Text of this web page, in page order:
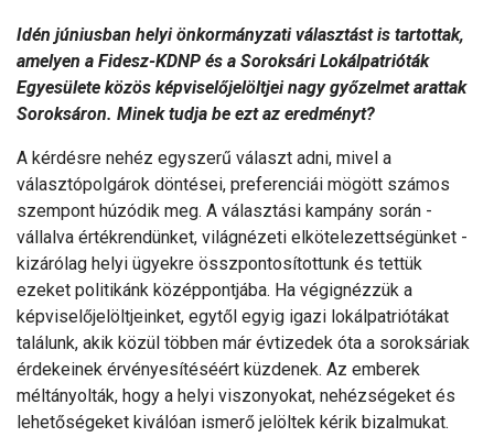
Idén júniusban helyi önkormányzati választást is tartottak,
amelyen a Fidesz-KDNP és a Soroksári Lokálpatrióták
Egyesülete közös képviselőjelöltjei nagy győzelmet arattak
Soroksáron. Minek tudja be ezt az eredményt?
A kérdésre nehéz egyszerű választ adni, mivel a
választópolgárok döntései, preferenciái mögött számos
szempont húzódik meg. A választási kampány során -
vállalva értékrendünket, világnézeti elkötelezettségünket -
kizárólag helyi ügyekre összpontosítottunk és tettük
ezeket politikánk középpontjába. Ha végignézzük a
képviselőjelöltjeinket, egytől egyig igazi lokálpatriótákat
találunk, akik közül többen már évtizedek óta a soroksáriak
érdekeinek érvényesítéséért küzdenek. Az emberek
méltányolták, hogy a helyi viszonyokat, nehézségeket és
lehetőségeket kiválóan ismerő jelöltek kérik bizalmukat.